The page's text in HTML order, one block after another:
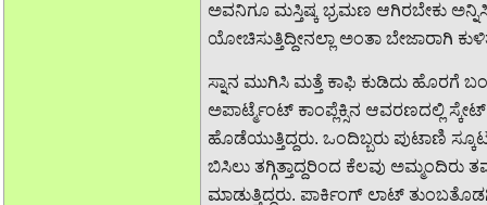
ಅವನಿಗೂ ಮಸ್ತಿಷ್ಕ ಭ್ರಮಣ ಆಗಿರಬೇಕು
ಯೋಚಿಸುತ್ತಿದ್ದೀನಲ್ಲಾ ಅಂತಾ ಬೇಜಾರಾಗಿ
ಸ್ನಾನ ಮುಗಿಸಿ ಮತ್ತೆ ಕಾಫಿ ಕುಡಿದು ಹೊರಗೆ
ಅಪಾರ್ಟ್ಮೆಂಟ್ ಕಾಂಪ್ಲೆಕ್ಸಿನ ಆವರಣದಲ್ಲಿ
ಹೊಡೆಯುತ್ತಿದ್ದರು. ಒಂದಿಬ್ಬರು ಪುಟಾಣಿ
ಬಿಸಿಲು ತಗ್ಗಿತ್ತಾದ್ದರಿಂದ ಕೆಲವು ಅಮ್ಮಂದಿರು
ಮಾಡುತ್ತಿದ್ದರು. ಪಾರ್ಕಿಂಗ್ ಲಾಟ್